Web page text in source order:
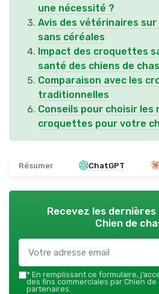
une nécessité ?
Avis des vétérinaires
sans céréales
Impact des croquettes
santé des chiens de
Comparaison avec les
traditionnelles
Conseils pour choisir les
croquettes pour votre
Résumer ChatGPT
Recevez les
Chien de
* En remplissant ce formulaire,
des fins commerciales par Chien
partenaires.